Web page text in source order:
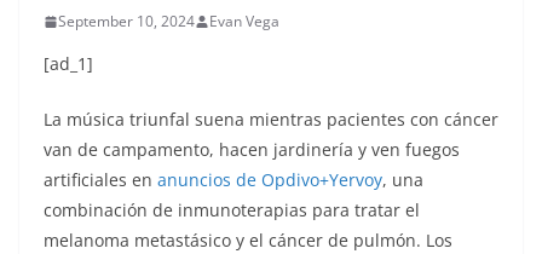
September 10, 2024 Evan Vega
[ad_1]
La música triunfal suena mientras pacientes con cáncer
van de campamento, hacen jardinería y ven fuegos
artificiales en anuncios de Opdivo+Yervoy, una
combinación de inmunoterapias para tratar el
melanoma metastásico y el cáncer de pulmón. Los